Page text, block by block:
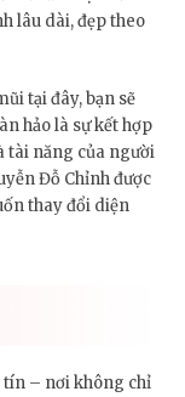
lâu dài, đẹp theo
tại đây, bạn sẽ
hảo là sự kết hợp
tài năng của người
Đỗ Chỉnh được
thay đổi diện
tín – nơi không chỉ